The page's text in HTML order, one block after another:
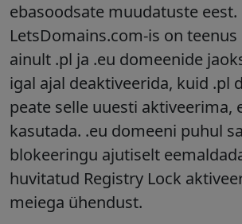
ebasoodsate muudatuste eest.
LetsDomains.com-is on teenus
ainult .pl ja .eu domeenide
igal ajal deaktiveerida, kuid .pl
peate selle uuesti aktiveerima,
kasutada. .eu domeeni puhul
blokeeringu ajutiselt
huvitatud Registry Lock
meiega ühendust.